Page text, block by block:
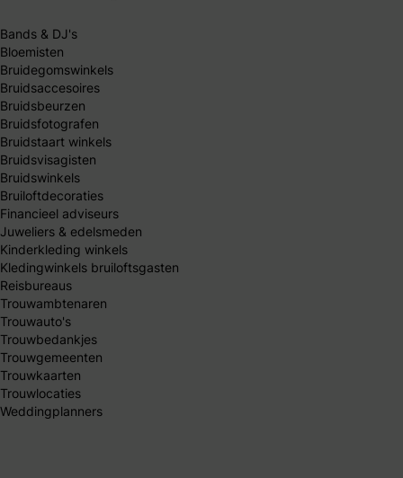
Bands & DJ's
Bloemisten
Bruidegomswinkels
Bruidsaccesoires
Bruidsbeurzen
Bruidsfotografen
Bruidstaart winkels
Bruidsvisagisten
Bruidswinkels
Bruiloftdecoraties
Financieel adviseurs
Juweliers & edelsmeden
Kinderkleding winkels
Kledingwinkels bruiloftsgasten
Reisbureaus
Trouwambtenaren
Trouwauto's
Trouwbedankjes
Trouwgemeenten
Trouwkaarten
Trouwlocaties
Weddingplanners